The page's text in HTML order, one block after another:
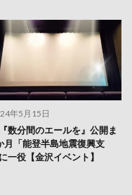
年5月15日
数分間のエールを』公開ま
月「能登半島地震復興支
一役【金沢イベント】